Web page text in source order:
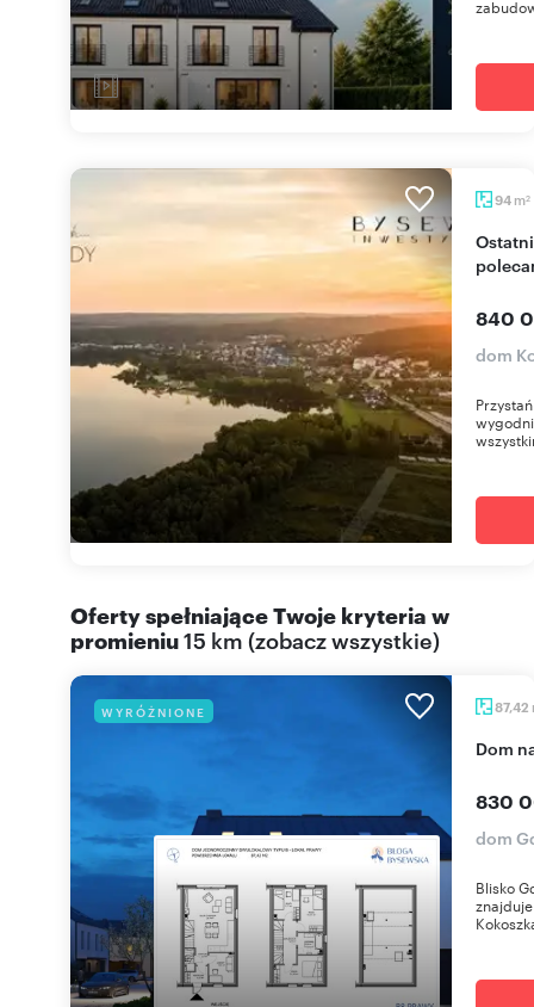
94 m2
Ostatni dom w Kolbudach 94 m² blisko natury -
840
dom
Oferty spełniające Twoje kryteria w
promieniu15 km (zobacz wszystkie)
WYRÓŻNIONE 87,42
dom
830
dom
Blisko